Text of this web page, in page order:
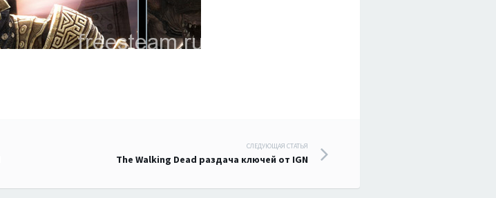
СЛЕДУЮЩАЯ СТАТЬЯ
The Walking Dead раздача ключей от IGN